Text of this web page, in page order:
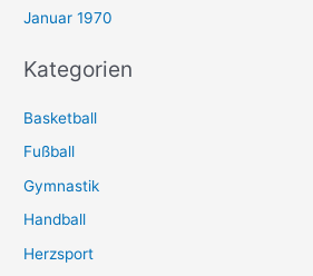
Januar 1970
Kategorien
Basketball
Fußball
Gymnastik
Handball
Herzsport